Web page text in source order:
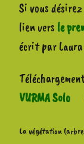
Si vous
lien vers le
écrit par
VURMA Solo
La végétation